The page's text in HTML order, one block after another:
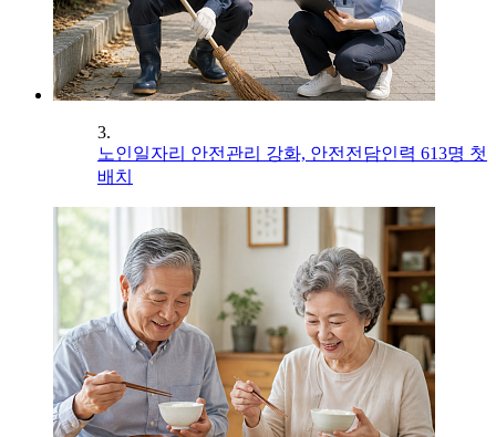
3.
노인일자리 안전관리 강화, 안전전담인력 613명 첫
배치